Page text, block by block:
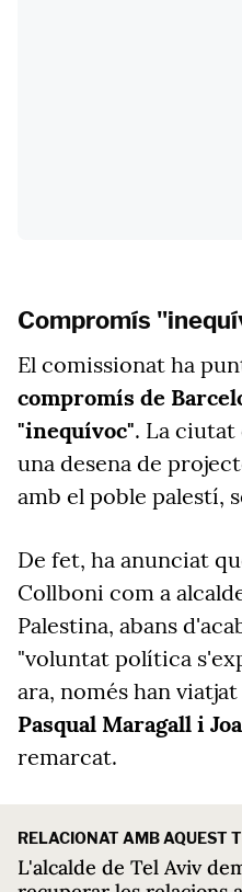
Compromís
El comissionat ha
compromís de
"inequívoc". La ciutat
una desena de
amb el poble palestí,
De fet, ha anunciat
Collboni com a
Palestina, abans
"voluntat política
ara, només han
Pasqual Maragall i
remarcat.
RELACIONAT AMB AQUEST
L'alcalde de Tel Aviv